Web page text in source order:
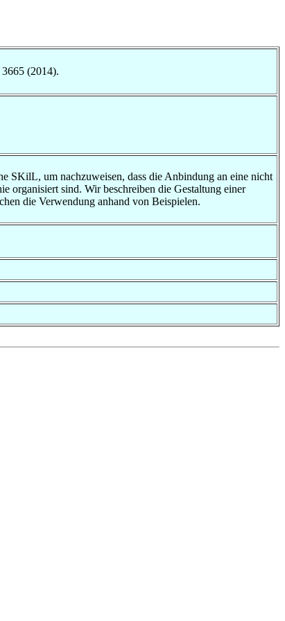
(2014).
SKilL, um nachzuweisen, dass die Anbindung an eine nicht
organisiert sind. Wir beschreiben die Gestaltung einer
die Verwendung anhand von Beispielen.